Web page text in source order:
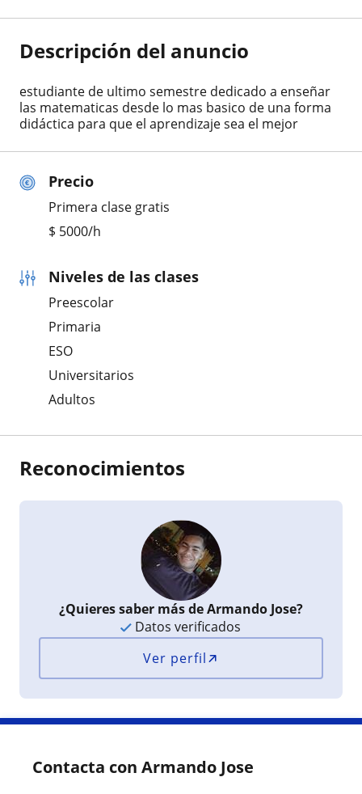
Precio
Primera clase gratis
$ 5000/h
Niveles de las clases
Preescolar
Primaria
ESO
Universitarios
Adultos
Descripción del anuncio
estudiante de ultimo semestre dedicado a enseñar
las matematicas desde lo mas basico de una forma
didáctica para que el aprendizaje sea el mejor
Reconocimientos
¿Quieres saber más de Armando Jose?
Datos verificados
Ver perfil
Contacta con Armando Jose